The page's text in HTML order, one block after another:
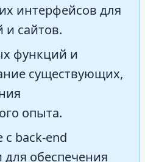
интерфейсов для
сайтов.
функций и
существующих,
опыта.
с back-end
обеспечения